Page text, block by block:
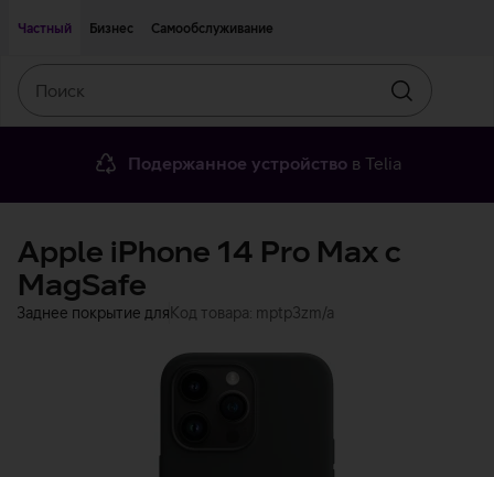
Частный
Бизнес Самообслуживание
Искать
Подержанное устройство в Telia
Apple iPhone 14 Pro Max с
MagSafe
Заднее покрытие для Код товара: mptp3zm/a